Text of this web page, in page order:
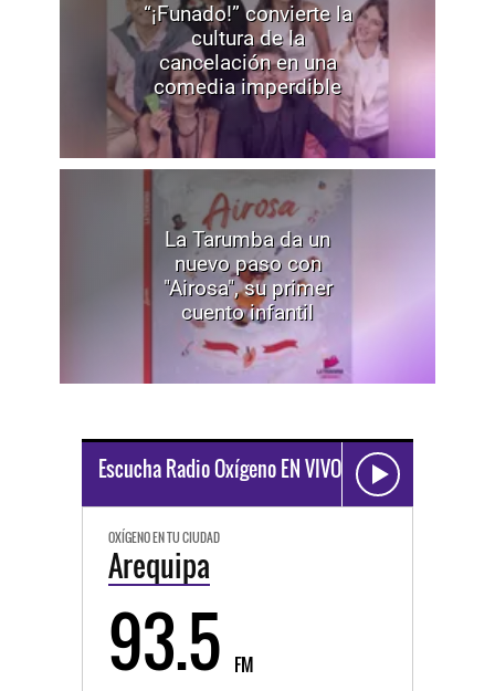
“¡Funado!” convierte la
cultura de la
cancelación en una
comedia imperdible
La Tarumba da un
nuevo paso con
"Airosa", su primer
cuento infantil
Escucha Radio Oxígeno EN VIVO
OXÍGENO EN TU CIUDAD
Arequipa
93.5 FM